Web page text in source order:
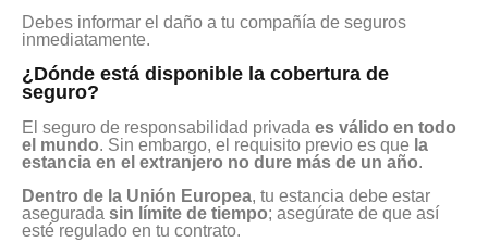
Debes informar el daño a tu compañía de seguros
inmediatamente.
¿Dónde está disponible la cobertura de
seguro?
El seguro de responsabilidad privada es válido en todo
el mundo. Sin embargo, el requisito previo es que la
estancia en el extranjero no dure más de un año.
Dentro de la Unión Europea, tu estancia debe estar
asegurada sin límite de tiempo; asegúrate de que así
esté regulado en tu contrato.